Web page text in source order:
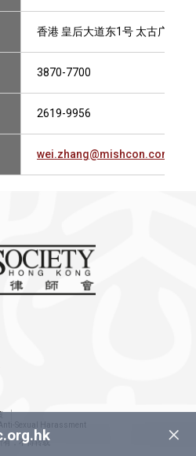
香港 皇后大道东1号 太古广场3
3870-7700
2619-9956
wei.zhang@mishcon.com
×
Sexual Harassment
有，不得转载